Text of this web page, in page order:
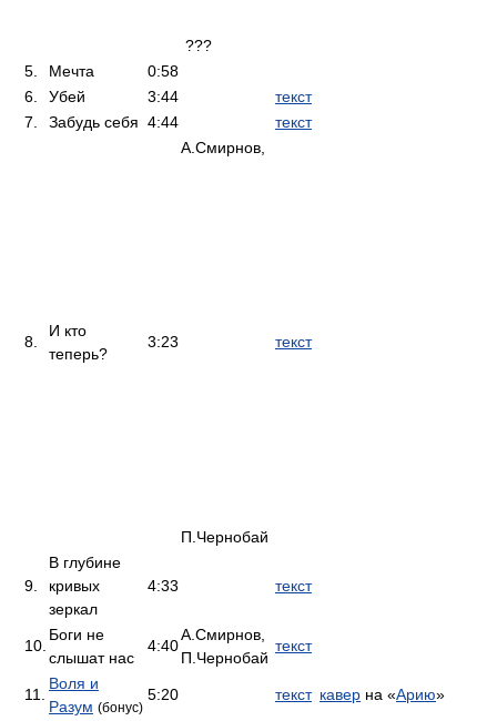
???
5. Мечта
0:58
6.
Убей 3:44
текст
7.
Забудь себя 4:44 текст
8.
И кто
теперь?
3:23
А.Смирнов,
П.Чернобай
текст
9.
В глубине
кривых
зеркал
4:33 текст
10.
Боги не
слышат нас
4:40
А.Смирнов,
П.Чернобай
текст
11.
Воля и
Разум (бонус)
5:20 текст кавер на «Арию»